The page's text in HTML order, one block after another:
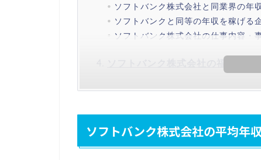
ソフトバンク株式会社と同業界の年
ソフトバンクと同等の年収を稼げる
ソフトバンク株式会社の仕事内容・
ソフトバンク株式会社の平均年